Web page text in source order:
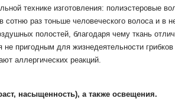
технике изготовления: полиэстеровые
сотню раз тоньше человеческого волоса и в
полостей, благодаря чему ткань
пригодным для жизнедеятельности
аллергических реакций.
насыщенность), а также освещения.